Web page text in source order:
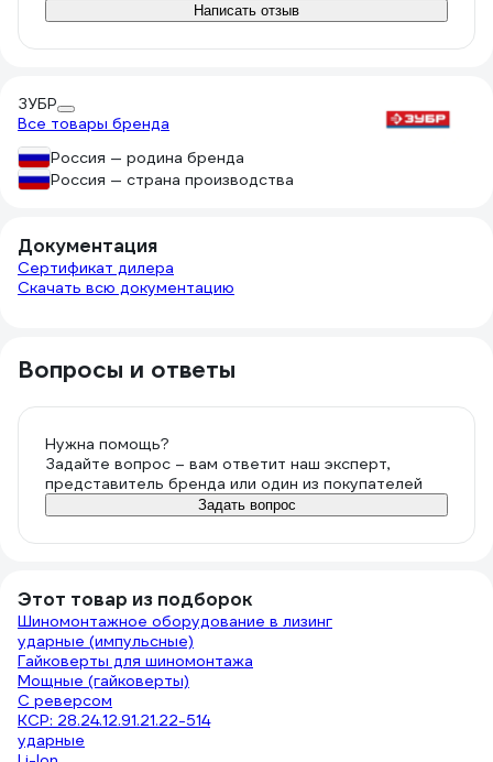
Написать отзыв
ЗУБР
Все товары бренда
Россия — родина бренда
Россия — страна производства
Документация
Сертификат дилера
Скачать всю документацию
Вопросы и ответы
Нужна помощь?
Задайте вопрос – вам ответит наш эксперт,
представитель бренда или один из покупателей
Задать вопрос
Этот товар из подборок
Шиномонтажное оборудование в лизинг
ударные (импульсные)
Гайковерты для шиномонтажа
Мощные (гайковерты)
С реверсом
КСР: 28.24.12.91.21.22-514
ударные